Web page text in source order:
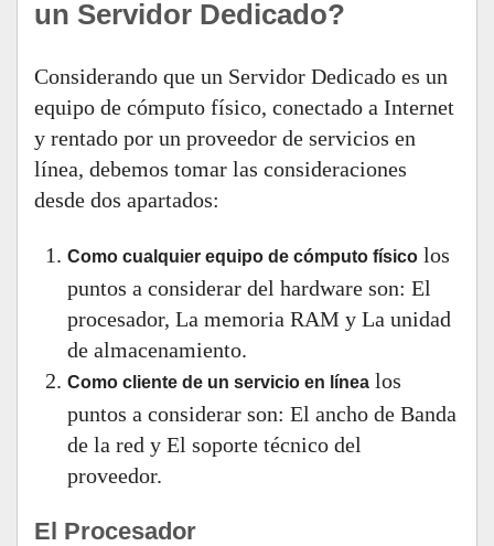
un Servidor Dedicado?
Considerando que un Servidor Dedicado es un
equipo de cómputo físico, conectado a Internet
y rentado por un proveedor de servicios en
línea, debemos tomar las consideraciones
desde dos apartados:
Como cualquier equipo de cómputo físico los
puntos a considerar del hardware son: El
procesador, La memoria RAM y La unidad
de almacenamiento.
Como cliente de un servicio en línea los
puntos a considerar son: El ancho de Banda
de la red y El soporte técnico del
proveedor.
El Procesador